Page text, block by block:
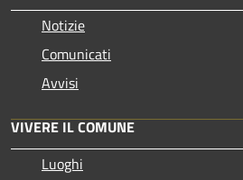
Notizie
Comunicati
Avvisi
VIVERE IL COMUNE
Luoghi